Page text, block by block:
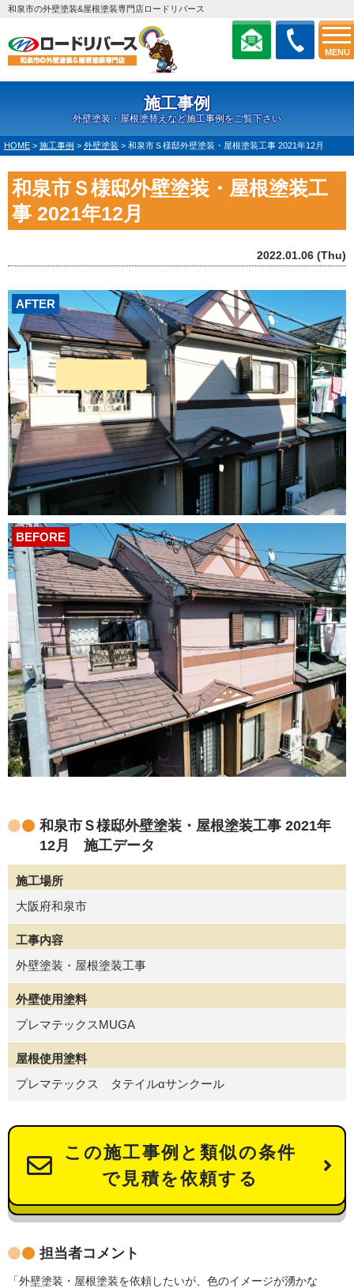
MENU
和泉市の外壁塗装&屋根塗装専門店ロードリバース
施工事例
外壁塗装・屋根塗替えなど施工事例をご覧下さい
HOME > 施工事例 > 外壁塗装 > 和泉市Ｓ様邸外壁塗装・屋根塗装工事 2021年12月
和泉市Ｓ様邸外壁塗装・屋根塗装工
事 2021年12月
2022.01.06 (Thu)
AFTER
BEFORE
和泉市Ｓ様邸外壁塗装・屋根塗装工事 2021年
12月 施工データ
施工場所
大阪府和泉市
工事内容
外壁塗装・屋根塗装工事
外壁使用塗料
プレマテックスMUGA
屋根使用塗料
プレマテックス タテイルαサンクール
この施工事例と類似の条件
で見積を依頼する
担当者コメント
「外壁塗装・屋根塗装を依頼したいが、色のイメージが湧かな